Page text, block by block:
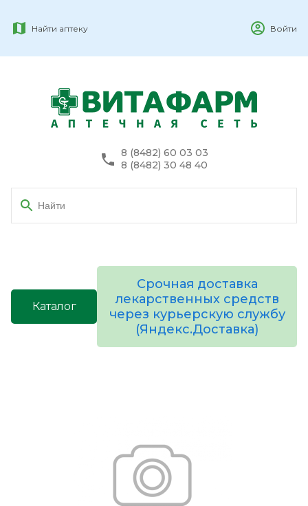
Найти аптеку Войти
8 (8482) 60 03 03
8 (8482) 30 48 40
Каталог
Срочная доставка
лекарственных средств
через курьерскую службу
(Яндекс.Доставка)